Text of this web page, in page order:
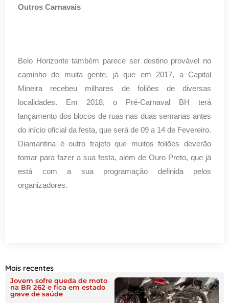
Outros Carnavais
Belo Horizonte também parece ser destino provável no
caminho de muita gente, já que em 2017, a Capital
Mineira recebeu milhares de foliões de diversas
localidades. Em 2018, o Pré-Carnaval BH terá
lançamento dos blocos de ruas nas duas semanas antes
do início oficial da festa, que será de 09 a 14 de Fevereiro.
Diamantina é outro trajeto que muitos foliões deverão
tomar para fazer a sua festa, além de Ouro Preto, que já
está com a sua programação definida pelos
organizadores.
Mais recentes
Jovem sofre queda de moto
na BR 262 e fica em estado
grave de saúde